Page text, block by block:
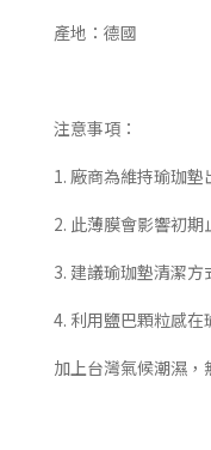
產地：德國
注意事項：
1. 廠商為維持瑜珈
2. 此薄膜會影響初
3. 建議瑜珈墊清潔
4. 利用鹽巴顆粒感
加上台灣氣候潮濕